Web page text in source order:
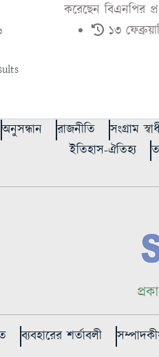
করেছেন বিএনপির
১৩
অনুসন্ধান রাজনীতি সংগ্রাম
ইতিহাস-ঐতিহ্য
ব্যবহারের শর্তাবলী